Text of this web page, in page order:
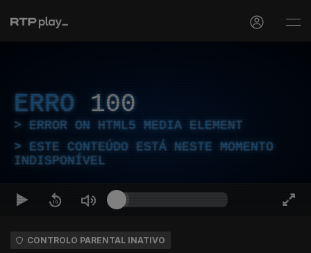
ERRO 100
ERROR ON HTML5 MEDIA ELEMENT
ESTE CONTEÚDO ESTÁ NESTE MOMENTO
INDISPONÍVEL
CONTROLO PARENTAL INATIVO